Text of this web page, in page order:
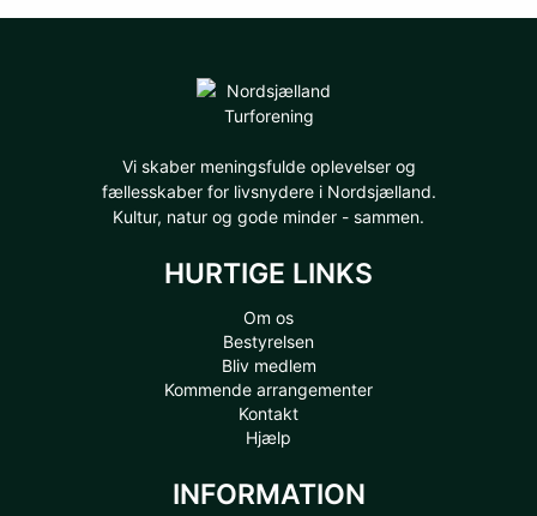
Vi skaber meningsfulde oplevelser og
fællesskaber for livsnydere i Nordsjælland.
Kultur, natur og gode minder - sammen.
HURTIGE LINKS
Om os
Bestyrelsen
Bliv medlem
Kommende arrangementer
Kontakt
Hjælp
INFORMATION